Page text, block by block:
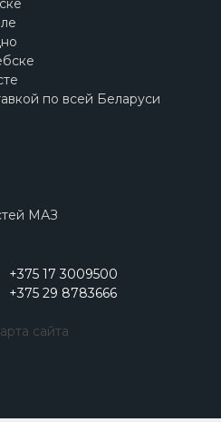
по всей Беларуси
МАЗ
+375 17 3009500
+375 29 8783666
сайта